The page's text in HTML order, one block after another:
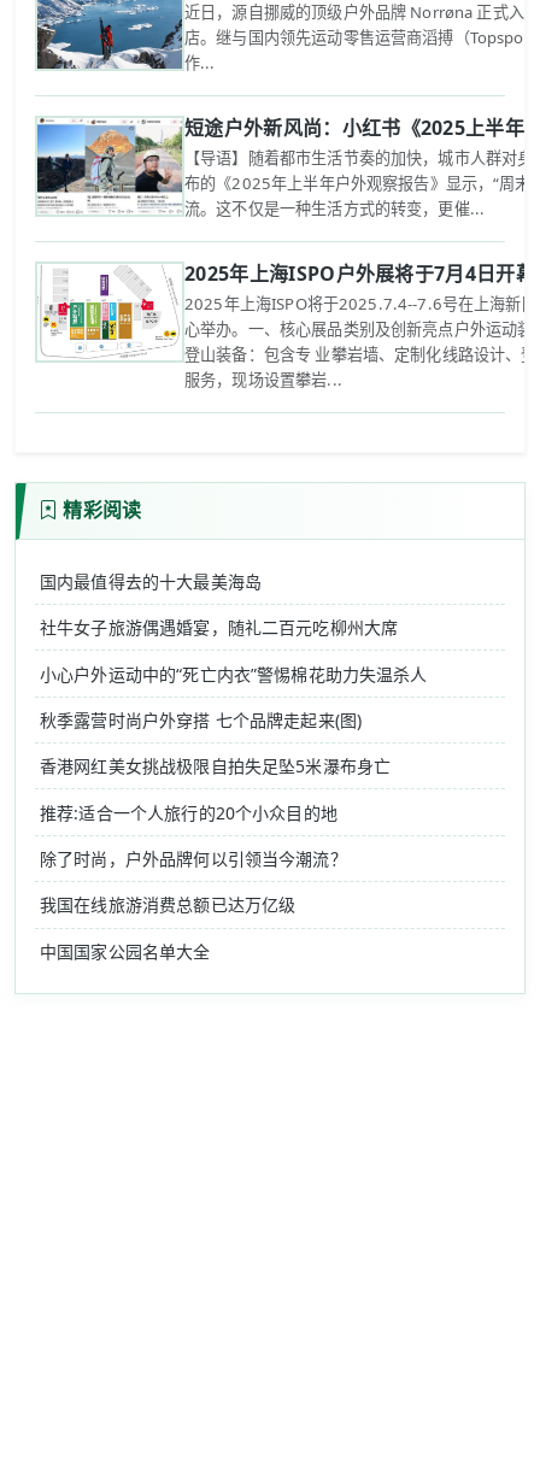
近日，源自挪威的顶级户外品牌 Norrøna 正式入
店。继与国内领先运动零售运营商滔搏（
作...
短途户外新风尚：小红书《2025上半年
【导语】随着都市生活节奏的加快，城市人群对
布的《2025年上半年户外观察报告》显示，“周末
流。这不仅是一种生活方式的转变，更催...
2025年上海ISPO户外展将于7月4日开幕
2025年上海ISPO将于2025.7.4--7.6号在上海新
心举办。一、核心展品类别及创新亮点‌户外运动装
登山装备：包含专 业攀岩墙、定制化线路设计、
服务，现场设置攀岩...
精彩阅读
国内最值得去的十大最美海岛
社牛女子旅游偶遇婚宴，随礼二百元吃柳州大席
小心户外运动中的“死亡内衣”警惕棉花助力失温杀人
秋季露营时尚户外穿搭 七个品牌走起来(图)
香港网红美女挑战极限自拍失足坠5米瀑布身亡
推荐:适合一个人旅行的20个小众目的地
除了时尚，户外品牌何以引领当今潮流？
我国在线旅游消费总额已达万亿级
中国国家公园名单大全